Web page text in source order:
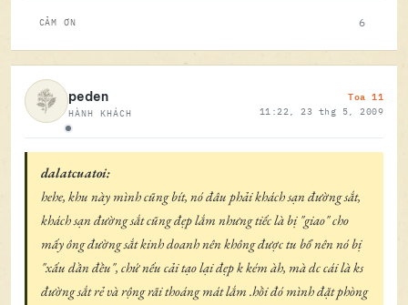
CẢM ƠN 6
Ngoại tuyến
peden
HÀNH KHÁCH
Toa 11
11:22, 23 thg 5, 2009
dalatcuatoi:
hehe, khu này mình cũng bít, nó đâu phải khách sạn đường sắt,
khách sạn đường sắt cũng đẹp lắm nhưng tiếc là bị "giao" cho
mấy ông đường sắt kinh doanh nên không được tu bổ nên nó bị
"xấu dần đều", chứ nếu cải tạo lại đẹp k kém àh, mà dc cái là ks
đường sắt rẻ và rộng rãi thoáng mát lắm .hồi đó mình đặt phòng